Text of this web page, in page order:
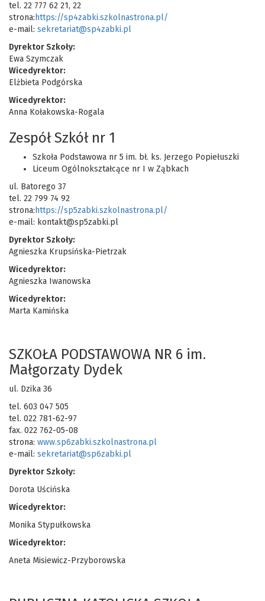
tel. 22 777 62 21, 22
strona: https://sp4zabki.szkolnastrona.pl/
e-mail: sekretariat@sp4zabki.pl
Dyrektor Szkoły:
Ewa Szymczak
Wicedyrektor:
Elżbieta Podgórska
Wicedyrektor:
Anna Kołakowska-Rogala
Zespół Szkół nr 1
Szkoła Podstawowa nr 5 im. bł. ks. Jerzego Popiełuszki
Liceum Ogólnokształcące nr I w Ząbkach
ul. Batorego 37
tel. 22 799 74 92
strona: https://sp5zabki.szkolnastrona.pl/
e-mail: kontakt@sp5zabki.pl
Dyrektor Szkoły:
Agnieszka Krupsińska-Pietrzak
Wicedyrektor:
Agnieszka Iwanowska
Wicedyrektor:
Marta Kamińska
SZKOŁA PODSTAWOWA NR 6 im.
Małgorzaty Dydek
ul. Dzika 36
tel. 603 047 505
tel. 022 781-62-97
fax. 022 762-05-08
strona: www.sp6zabki.szkolnastrona.pl
e-mail: sekretariat@sp6zabki.pl
Dyrektor Szkoły:
Dorota Uścińska
Wicedyrektor:
Monika Stypułkowska
Wicedyrektor:
Aneta Misiewicz-Przyborowska